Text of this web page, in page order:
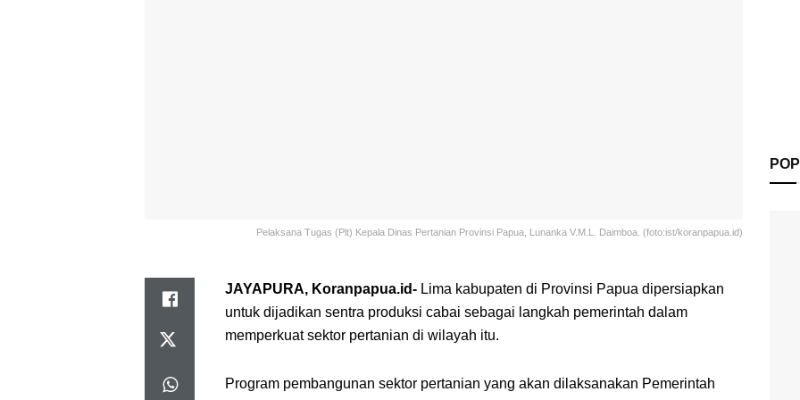
Pelaksana Tugas (Plt) Kepala Dinas Pertanian Provinsi Papua, Lunanka V.M.L. Daimboa. (foto:ist/koranpapua.id)
JAYAPURA, Koranpapua.id- Lima kabupaten di Provinsi Papua dipersiapkan
untuk dijadikan sentra produksi cabai sebagai langkah pemerintah dalam
memperkuat sektor pertanian di wilayah itu.
Program pembangunan sektor pertanian yang akan dilaksanakan Pemerintah